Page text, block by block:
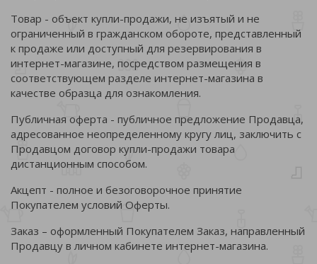
Товар - объект купли-продажи, не изъятый и не
ограниченный в гражданском обороте, представленный
к продаже или доступный для резервирования в
интернет-магазине, посредством размещения в
соответствующем разделе интернет-магазина в
качестве образца для ознакомления.
Публичная оферта - публичное предложение Продавца,
адресованное неопределенному кругу лиц, заключить с
Продавцом договор купли-продажи товара
дистанционным способом.
Акцепт - полное и безоговорочное принятие
Покупателем условий Оферты.
Заказ – оформленный Покупателем Заказ, направленный
Продавцу в личном кабинете интернет-магазина.